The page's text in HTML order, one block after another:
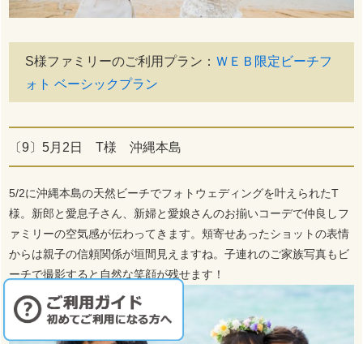
S様ファミリーのご利用プラン： ＷＥＢ限定ビーチフ
ォト ベーシックプラン
〔9〕5月2日 T様 沖縄本島
5/2に沖縄本島の天然ビーチでフォトウェディングを叶えられたT
様。新郎と愛息子さん、新婦と愛娘さんのお揃いコーデで仲良しフ
ァミリーの空気感が伝わってきます。頬寄せあったショットの表情
からは親子の信頼関係が垣間見えますね。子連れのご家族写真もビ
ーチで撮影すると自然な笑顔が残せます！